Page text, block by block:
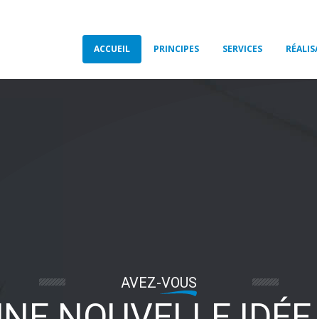
ACCUEIL PRINCIPES SERVICES
AVEZ-VOUS